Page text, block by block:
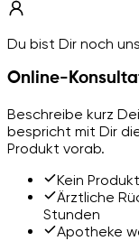
Du bist Dir noch
Online-
Beschreibe kurz
bespricht mit Dir
Produkt vorab.
Kein
Ärztliche
Stunden
Apotheke